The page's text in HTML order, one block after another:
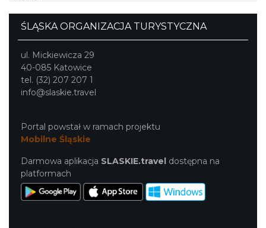
ŚLĄSKA ORGANIZACJA TURYSTYCZNA
ul. Mickiewicza 29
40-085 Katowice
tel. (32) 207 207 1
info@slaskie.travel
Portal powstał w ramach projektu
Mobilne Śląskie
Darmowa aplikacja SLASKIE.travel dostępna na
platformach